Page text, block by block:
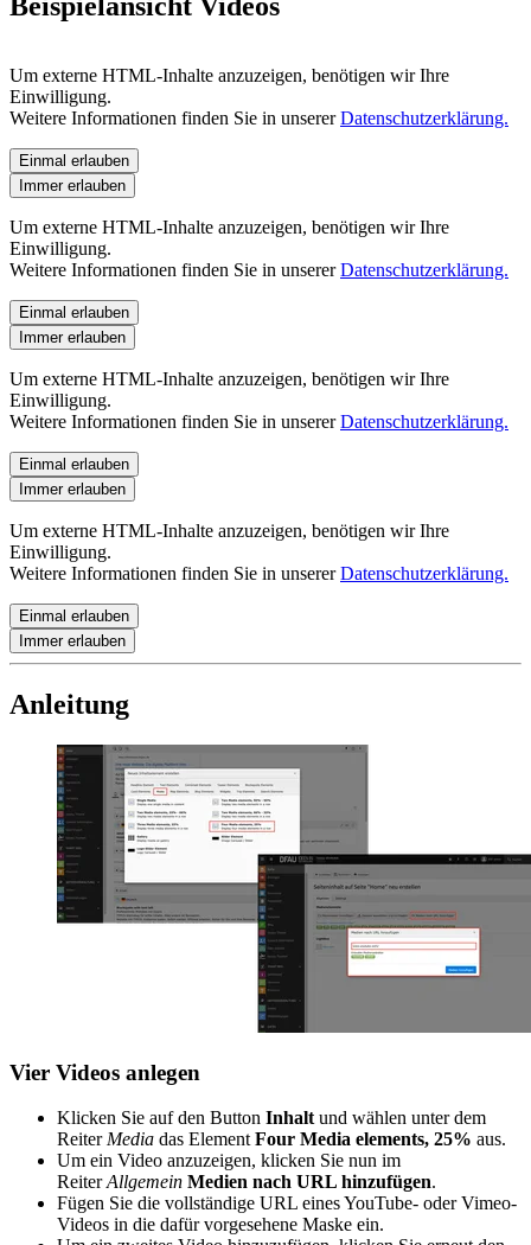
Beispielansicht Videos
Um externe HTML-Inhalte anzuzeigen, benötigen wir Ihre
Einwilligung.
Weitere Informationen finden Sie in unsererDatenschutzerklärung.
Einmal erlauben
Immer erlauben
Um externe HTML-Inhalte anzuzeigen, benötigen wir Ihre
Einwilligung.
Weitere Informationen finden Sie in unsererDatenschutzerklärung.
Einmal erlauben
Immer erlauben
Um externe HTML-Inhalte anzuzeigen, benötigen wir Ihre
Einwilligung.
Weitere Informationen finden Sie in unsererDatenschutzerklärung.
Einmal erlauben
Immer erlauben
Um externe HTML-Inhalte anzuzeigen, benötigen wir Ihre
Einwilligung.
Weitere Informationen finden Sie in unsererDatenschutzerklärung.
Einmal erlauben
Immer erlauben
Anleitung
Vier Videos anlegen
Klicken Sie auf den Button Inhaltund wählen unter dem
ReiterMedia das ElementFour Media elements, 25% aus.
Um ein Video anzuzeigen, klicken Sie nun im
ReiterAllgemein Medien nach URL hinzufügen.
Fügen Sie die vollständige URL eines YouTube- oder Vimeo-
Videos in die dafür vorgesehene Maske ein.